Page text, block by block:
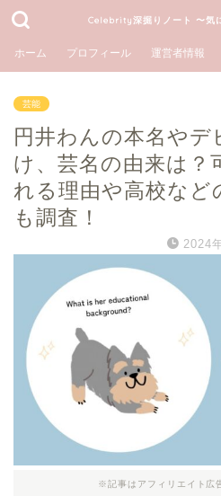
Celebrity深掘りノート 〜気
ホーム プロフィール 運営者情報
芸能
円井わんの本名やデ
け、芸名の由来は？
れる理由や高校など
も調査！
2024
※記事はアフィリエイト広